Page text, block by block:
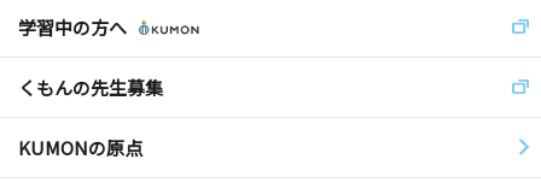
学習中の方へ
くもんの先生募集
KUMONの原点